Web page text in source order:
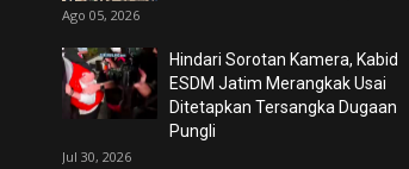
Ago 05, 2026
Hindari Sorotan Kamera, Kabid
ESDM Jatim Merangkak Usai
Ditetapkan Tersangka Dugaan
Pungli
Jul 30, 2026